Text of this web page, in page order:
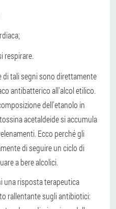
respirare.
di tali segni sono direttamente
antibatterico all'alcol etilico.
dell'etanolo in
acetaldeide si accumula
Ecco perché gli
di seguire un ciclo di
a bere alcolici.
una risposta terapeutica
rallentante sugli antibiotici: